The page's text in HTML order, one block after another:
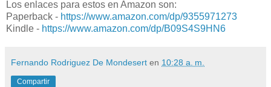
Los enlaces para estos en Amazon son:
Paperback - https://www.amazon.com/dp/9355971273
Kindle - https://www.amazon.com/dp/B09S4S9HN6
Fernando Rodriguez De Mondesert en 10:28 a. m.
Compartir